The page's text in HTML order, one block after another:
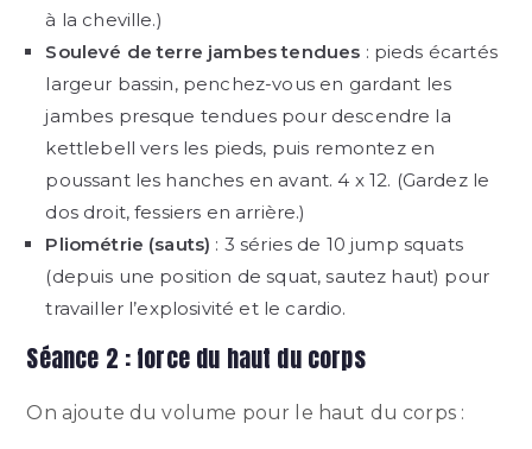
à la cheville.)
Soulevé de terre jambes tendues : pieds écartés
largeur bassin, penchez-vous en gardant les
jambes presque tendues pour descendre la
kettlebell vers les pieds, puis remontez en
poussant les hanches en avant. 4 x 12. (Gardez le
dos droit, fessiers en arrière.)
Pliométrie (sauts) : 3 séries de 10 jump squats
(depuis une position de squat, sautez haut) pour
travailler l’explosivité et le cardio.
Séance 2 : force du haut du corps
On ajoute du volume pour le haut du corps :